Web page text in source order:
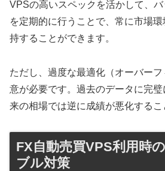
VPSの高いスペックを活かして、
を定期的に行うことで、常に市場
持することができます。
ただし、過度な最適化（オーバー
意が必要です。過去のデータに完
来の相場では逆に成績が悪化するこ
FX自動売買VPS利用時
ブル対策